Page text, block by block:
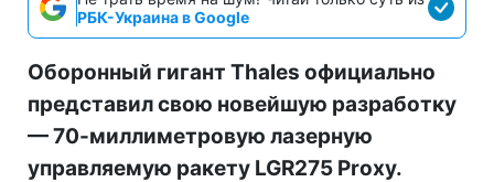
РБК-Украина в Google
Оборонный гигант Thales официально
представил свою новейшую разработку
— 70-миллиметровую лазерную
управляемую ракету LGR275 Proxy.